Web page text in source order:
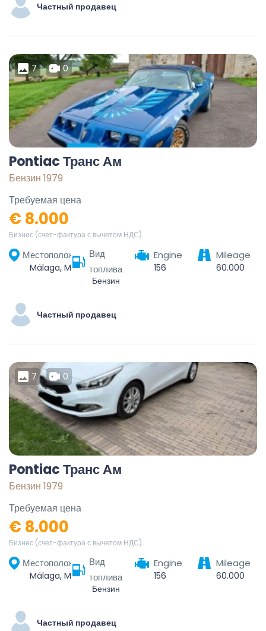
Частный продавец
7 0
Pontiac Транс Ам
Бензин 1979
Требуемая цена
€ 8.000
Бизнес (счет-фактура с вычетом НДС)
Местоположение
Málaga, Málaga-Costa del Sol, Malaga, Andalusia, Spain
Вид
топлива
Бензин
Engine
156
Mileage
60.000
Частный продавец
7 0
Pontiac Транс Ам
Бензин 1979
Требуемая цена
€ 8.000
Бизнес (счет-фактура с вычетом НДС)
Местоположение
Málaga, Málaga-Costa del Sol, Malaga, Andalusia, Spain
Вид
топлива
Бензин
Engine
156
Mileage
60.000
Частный продавец